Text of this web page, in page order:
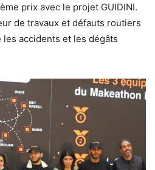
prix avec le projet GUIDINI.
de travaux et défauts routiers
accidents et les dégâts